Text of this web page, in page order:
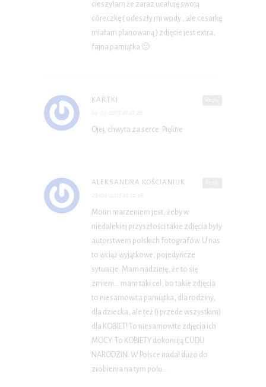
cieszyłam że zaraz ucałuję swoją
córeczkę ( odeszły mi wody , ale cesarkę
miałam planowaną ) zdjęcie jest extra,
fajna pamiątka 🙂
KARTKI
Ojej, chwyta za serce. Piękne
ALEKSANDRA KOŚCIANIUK
Moim marzeniem jest, żeby w
niedalekiej przyszłości takie zdjęcia były
autorstwem polskich fotografów. U nas
to wciąż wyjątkowe, pojedyńcze
sytuacje. Mam nadzieję, że to się
zmieni… mam taki cel, bo takie zdjęcia
to niesamowita pamiątka, dla rodziny,
dla dziecka, ale też (i przede wszystkim)
dla KOBIET! To niesamowite zdjęcia ich
MOCY. To KOBIETY dokonują CUDU
NARODZIN. W Polsce nadal dużo do
zrobienia na tym polu…